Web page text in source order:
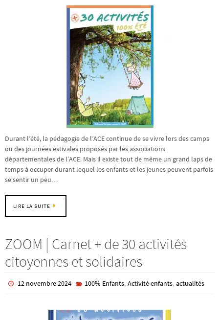
Durant l’été, la pédagogie de l’ACE continue de se vivre lors des camps
ou des journées estivales proposés par les associations
départementales de l’ACE. Mais il existe tout de même un grand laps de
temps à occuper durant lequel les enfants et les jeunes peuvent parfois
se sentir un peu…
LIRE LA SUITE
ZOOM | Carnet + de 30 activités
citoyennes et solidaires
12 novembre 2024 100% Enfants, Activité enfants, actualités